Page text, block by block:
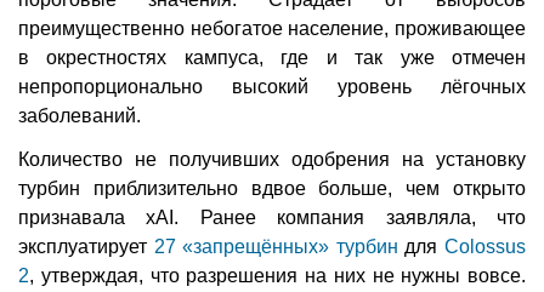
преимущественно небогатое население, проживающее
в окрестностях кампуса, где и так уже отмечен
непропорционально высокий уровень лёгочных
заболеваний.
Количество не получивших одобрения на установку
турбин приблизительно вдвое больше, чем открыто
признавала xAI. Ранее компания заявляла, что
эксплуатирует 27 «запрещённых» турбин дляColossus
2, утверждая, что разрешения на них не нужны вовсе.